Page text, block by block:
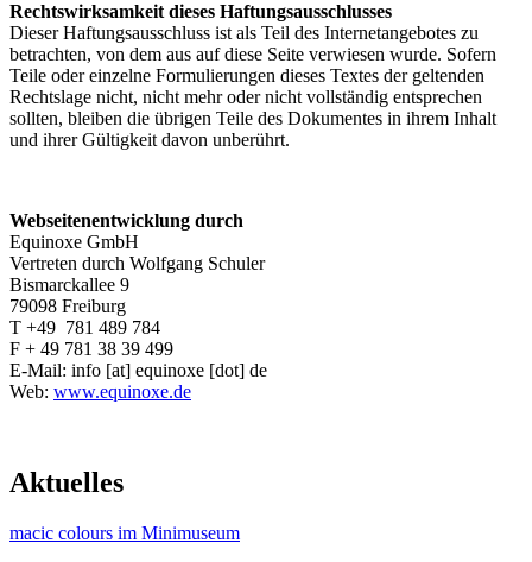
Rechtswirksamkeit dieses Haftungsausschlusses
Dieser Haftungsausschluss ist als Teil des Internetangebotes zu
betrachten, von dem aus auf diese Seite verwiesen wurde. Sofern
Teile oder einzelne Formulierungen dieses Textes der geltenden
Rechtslage nicht, nicht mehr oder nicht vollständig entsprechen
sollten, bleiben die übrigen Teile des Dokumentes in ihrem Inhalt
und ihrer Gültigkeit davon unberührt.
Webseitenentwicklung durch
Equinoxe GmbH
Vertreten durch Wolfgang Schuler
Bismarckallee 9
79098 Freiburg
T +49 781 489 784
F + 49 781 38 39 499
E-Mail: info [at] equinoxe [dot] de
Web: www.equinoxe.de
Aktuelles
macic colours im Minimuseum